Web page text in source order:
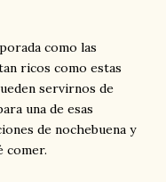
como las
ricos como estas
servirnos de
una de esas
de nochebuena y
comer.